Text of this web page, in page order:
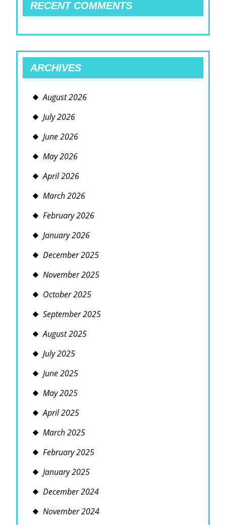
RECENT COMMENTS
ARCHIVES
August 2026
July 2026
June 2026
May 2026
April 2026
March 2026
February 2026
January 2026
December 2025
November 2025
October 2025
September 2025
August 2025
July 2025
June 2025
May 2025
April 2025
March 2025
February 2025
January 2025
December 2024
November 2024